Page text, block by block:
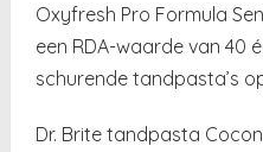
Oxyfresh Pro Formula
een RDA-waarde van 40
schurende tandpasta’s
Dr. Brite tandpasta